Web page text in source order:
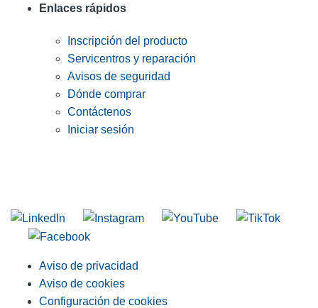
Enlaces rápidos
Inscripción del producto
Servicentros y reparación
Avisos de seguridad
Dónde comprar
Contáctenos
Iniciar sesión
Aviso de privacidad
Aviso de cookies
Configuración de cookies